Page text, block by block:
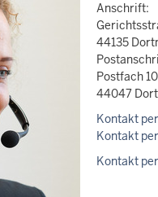
Anschrift:
44135
Postfach
44047
Kontakt
Kontakt
Kontakt